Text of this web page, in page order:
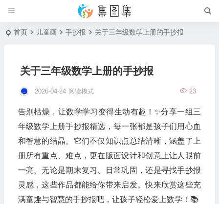
首页 儿童画 手抄报 关于三年级数学上册的手抄报
关于三年级数学上册的手抄报
2026-04-24 23
阅读模式
告别枯燥，让数学学习变得生动有趣！✨分享一组三
年级数学上册手抄报精选，每一张都是孩子们用心血
和智慧的结晶。它们不仅知识点总结清晰，涵盖了上
册所有重点、难点，更在版面设计和创意上让人眼前
一亮。无论是期末复习、日常巩固，还是寻找手抄报
灵感，这些作品都能给你带来启发。快来欣赏这些充
满童趣与智慧的手抄报吧，让孩子轻松爱上数学！📚